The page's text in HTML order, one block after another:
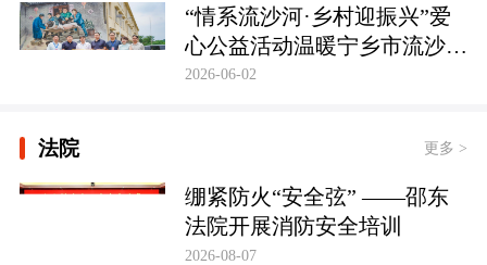
“情系流沙河·乡村迎振兴”爱
心公益活动温暖宁乡市流沙河
镇
2026-06-02
法院 更多 >
绷紧防火“安全弦” ——邵东
法院开展消防安全培训
2026-08-07